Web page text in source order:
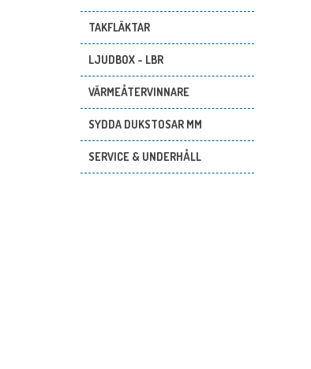
TAKFLÄKTAR
LJUDBOX - LBR
VÄRMEÅTERVINNARE
SYDDA DUKSTOSAR MM
SERVICE & UNDERHÅLL